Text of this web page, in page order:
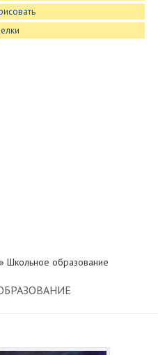
» Школьное образование